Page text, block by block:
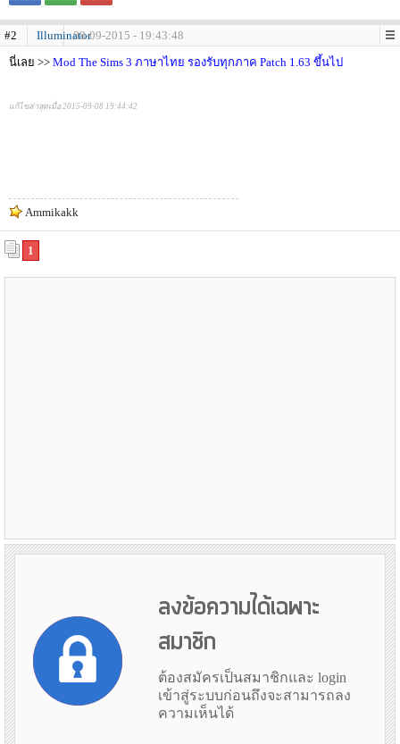
#2 Illuminator08-09-2015 - 19:43:48
นี่เลย >> Mod The Sims 3 ภาษาไทย รองรับทุกภาค Patch 1.63 ขึ้นไป
แก้ไขล่าสุดเมื่อ 2015-09-08 19:44:42
Ammikakk
1
ลงข้อความได้เฉพาะ
สมาชิก
ต้องสมัครเป็นสมาชิกและ login
เข้าสู่ระบบก่อนถึงจะสามารถลง
ความเห็นได้